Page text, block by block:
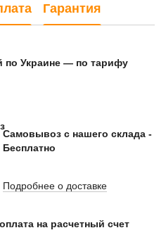
Гарантия
по Украине — по тарифу
Самовывоз с нашего склада -
Бесплатно
Подробнее о доставке
на расчетный счет